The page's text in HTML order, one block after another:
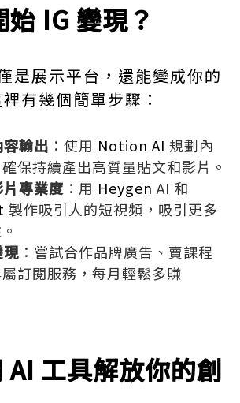
IG 變現？
是展示平台，還能變成你的
有幾個簡單步驟：
輸出 ：使用 Notion AI 規劃內
保持續產出高質量貼文和影片。
專業度 ：用 Heygen AI 和
製作吸引人的短視頻，吸引更多
現 ：嘗試合作品牌廣告、賣課程
訂閱服務，每月輕鬆多賺
AI 工具解放你的創